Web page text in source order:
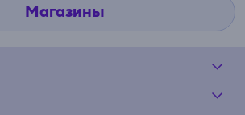
Магазины